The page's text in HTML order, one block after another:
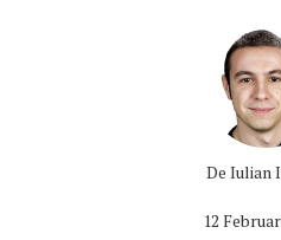
De Iulian
12